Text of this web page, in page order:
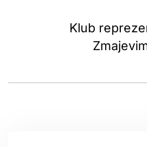
Klub